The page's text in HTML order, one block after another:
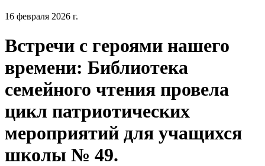
16 февраля 2026 г.
Встречи с героями нашего
времени: Библиотека
семейного чтения провела
цикл патриотических
мероприятий для учащихся
школы № 49.